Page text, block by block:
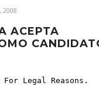
ACEPTA